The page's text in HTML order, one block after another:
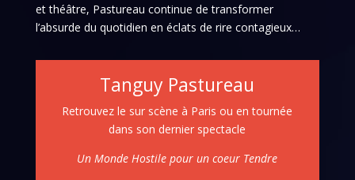
et théâtre, Pastureau continue de transformer
l’absurde du quotidien en éclats de rire contagieux…
Tanguy Pastureau
Retrouvez le sur scène à Paris ou en tournée
dans son dernier spectacle
Un Monde Hostile pour un coeur Tendre